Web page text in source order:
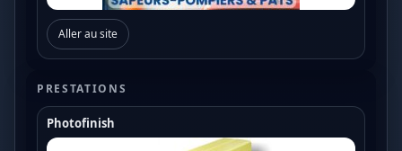
Aller au site
PRESTATIONS
Photofinish